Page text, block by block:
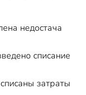
недостача
списание
затраты